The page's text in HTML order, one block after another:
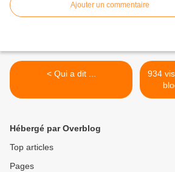
Ajouter un commentaire
< Qui a dit ...
934
Hébergé par Overblog
Top articles
Pages